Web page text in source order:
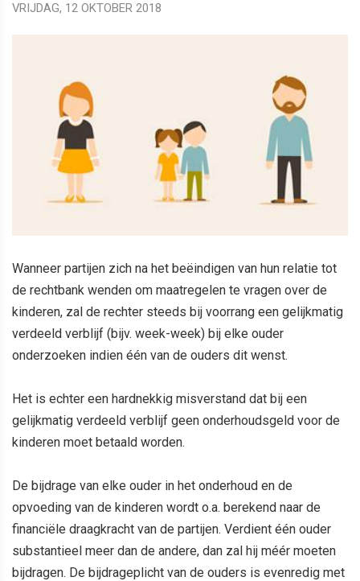
VRIJDAG, 12 OKTOBER 2018
Wanneer partijen zich na het beëindigen van hun relatie tot
de rechtbank wenden om maatregelen te vragen over de
kinderen, zal de rechter steeds bij voorrang een gelijkmatig
verdeeld verblijf (bijv. week-week) bij elke ouder
onderzoeken indien één van de ouders dit wenst.
Het is echter een hardnekkig misverstand dat bij een
gelijkmatig verdeeld verblijf geen onderhoudsgeld voor de
kinderen moet betaald worden.
De bijdrage van elke ouder in het onderhoud en de
opvoeding van de kinderen wordt o.a. berekend naar de
financiële draagkracht van de partijen. Verdient één ouder
substantieel meer dan de andere, dan zal hij méér moeten
bijdragen. De bijdrageplicht van de ouders is evenredig met